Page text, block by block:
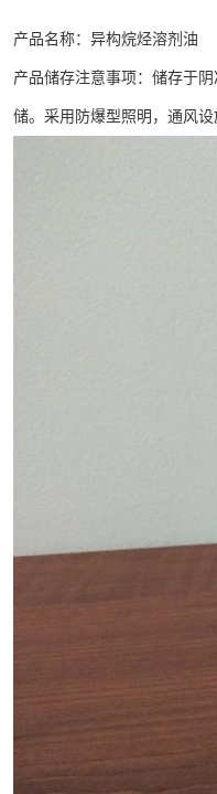
产品名称：异构烷烃溶剂油
产品储存注意事项：储存于
储。采用防爆型照明，通风